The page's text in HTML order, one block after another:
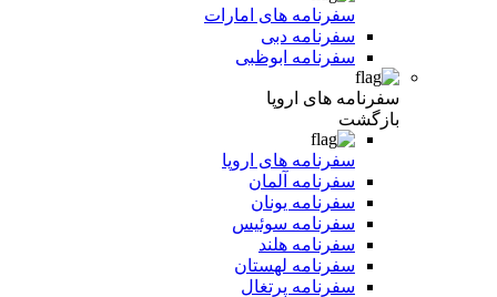
سفرنامه های امارات
سفرنامه دبی
سفرنامه ابوظبی
سفرنامه های اروپا
بازگشت
سفرنامه های اروپا
سفرنامه آلمان
سفرنامه یونان
سفرنامه سوئیس
سفرنامه هلند
سفرنامه لهستان
سفرنامه پرتغال